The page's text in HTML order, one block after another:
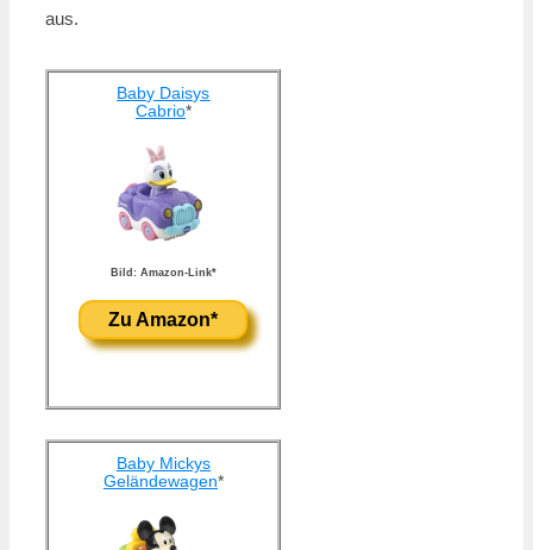
aus.
Baby Daisys
Cabrio*
Bild: Amazon-Link*
Zu Amazon*
Baby Mickys
Geländewagen*